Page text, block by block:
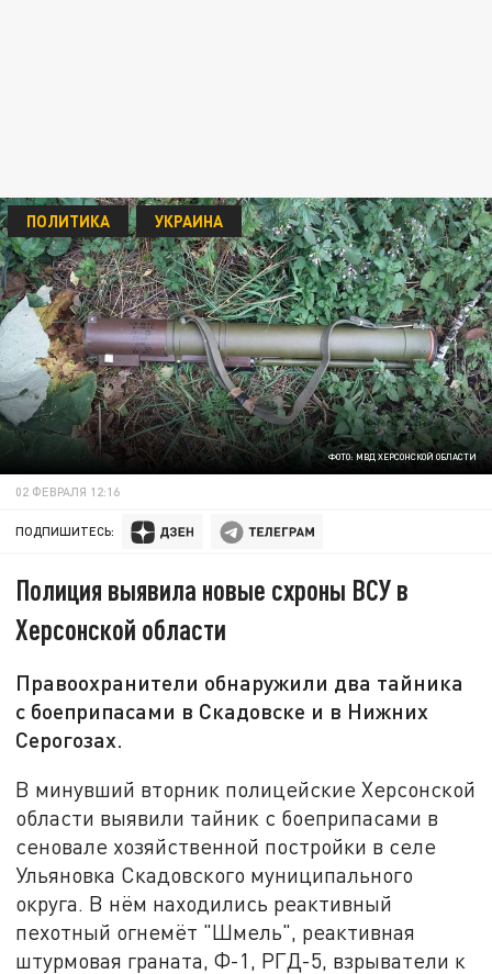
ФОТО: МВД ХЕРСОНСКОЙ ОБЛАСТИ
ПОЛИТИКА УКРАИНА
02 ФЕВРАЛЯ 12:16
ПОДПИШИТЕСЬ:
Полиция выявила новые схроны ВСУ в
Херсонской области
Правоохранители обнаружили два тайника
с боеприпасами в Скадовске и в Нижних
Серогозах.
В минувший вторник полицейские Херсонской
области выявили тайник с боеприпасами в
сеновале хозяйственной постройки в селе
Ульяновка Скадовского муниципального
округа. В нём находились реактивный
пехотный огнемёт "Шмель", реактивная
штурмовая граната, Ф-1, РГД-5, взрыватели к